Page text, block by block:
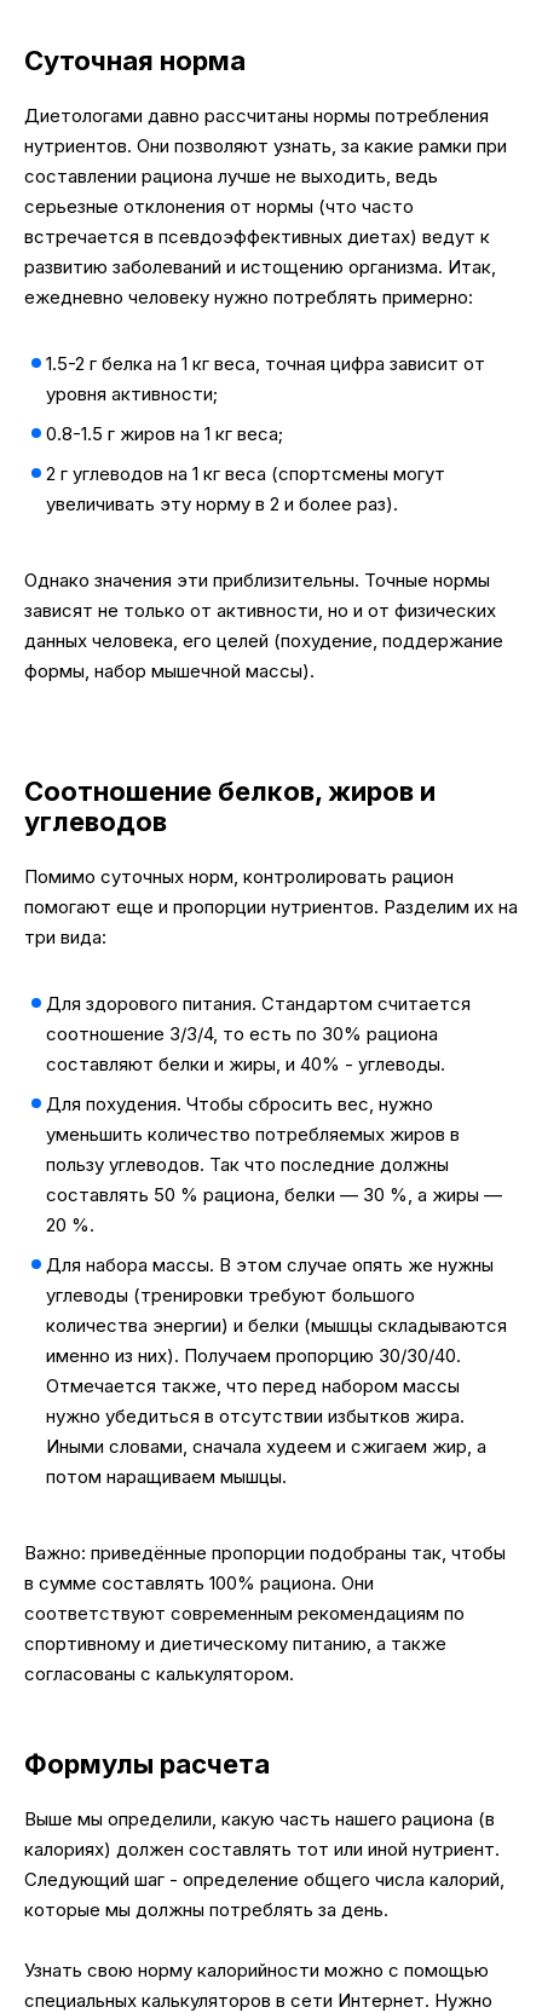
Суточная норма
Диетологами давно рассчитаны нормы потребления
нутриентов. Они позволяют узнать, за какие рамки при
составлении рациона лучше не выходить, ведь
серьезные отклонения от нормы (что часто
встречается в псевдоэффективных диетах) ведут к
развитию заболеваний и истощению организма. Итак,
ежедневно человеку нужно потреблять примерно:
1.5-2 г белка на 1 кг веса, точная цифра зависит от
уровня активности;
0.8-1.5 г жиров на 1 кг веса;
2 г углеводов на 1 кг веса (спортсмены могут
увеличивать эту норму в 2 и более раз).
Однако значения эти приблизительны. Точные нормы
зависят не только от активности, но и от физических
данных человека, его целей (похудение, поддержание
формы, набор мышечной массы).
Соотношение белков, жиров и
углеводов
Помимо суточных норм, контролировать рацион
помогают еще и пропорции нутриентов. Разделим их на
три вида:
Для здорового питания. Стандартом считается
соотношение 3/3/4, то есть по 30% рациона
составляют белки и жиры, и 40% - углеводы.
Для похудения. Чтобы сбросить вес, нужно
уменьшить количество потребляемых жиров в
пользу углеводов. Так что последние должны
составлять 50 % рациона, белки — 30 %, а жиры —
20 %.
Для набора массы. В этом случае опять же нужны
углеводы (тренировки требуют большого
количества энергии) и белки (мышцы складываются
именно из них). Получаем пропорцию 30/30/40.
Отмечается также, что перед набором массы
нужно убедиться в отсутствии избытков жира.
Иными словами, сначала худеем и сжигаем жир, а
потом наращиваем мышцы.
Важно: приведённые пропорции подобраны так, чтобы
в сумме составлять 100% рациона. Они
соответствуют современным рекомендациям по
спортивному и диетическому питанию, а также
согласованы с калькулятором.
Формулы расчета
Выше мы определили, какую часть нашего рациона (в
калориях) должен составлять тот или иной нутриент.
Следующий шаг - определение общего числа калорий,
которые мы должны потреблять за день.
Узнать свою норму калорийности можно с помощью
специальных калькуляторов в сети Интернет. Нужно